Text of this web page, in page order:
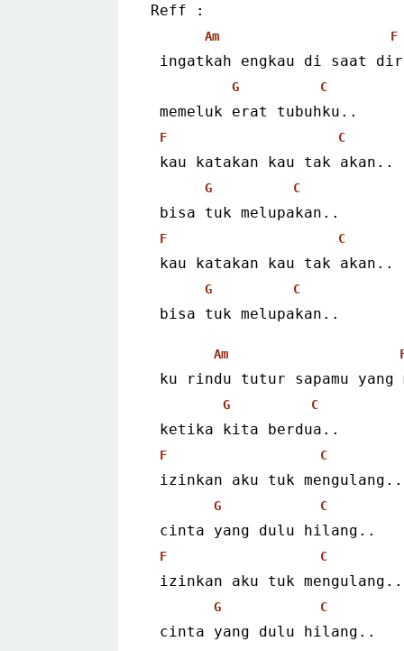
Reff :
Am F
ingatkah engkau di saat
G C
memeluk erat tubuhku..
F C
kau katakan kau tak akan..
G C
bisa tuk melupakan..
F C
kau katakan kau tak akan..
G C
bisa tuk melupakan..
Am
ku rindu tutur sapamu yang
G C
ketika kita berdua..
F C
izinkan aku tuk mengulang..
G C
cinta yang dulu hilang..
F C
izinkan aku tuk mengulang..
G C
cinta yang dulu hilang..